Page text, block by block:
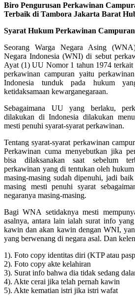
Biro Pengurusan Perkawinan
Terbaik di Tambora Jakarta Barat
Syarat Hukum Perkawinan Campuran
Seorang Warga Negara Asing
Negara Indonesia (WNI) di sebut
Ayat (1) UU Nomor 1 tahun 1974 terkait
perkawinan campuran yaitu
Indonesia tunduk pada hukum
ketidaksamaan kewarganegaraan.
Sebagaimana UU yang berlaku,
dilakukan di Indonesia dilakukan
mesti penuhi syarat-syarat perkawinan.
Tentang syarat-syarat perkawinan
Perkawinan cuma menyebutkan jika
bisa dilaksanakan saat sebelum
perkawinan yang di tentukan oleh
masing-masing sudah dipenuhi, jadi
masing mesti penuhi syarat
negaranya masing-masing.
Bagi WNA setidaknya mesti
asalnya, antara lain ialah surat info
kawin dan akan kawin dengan WNI,
yang berwenang di negara asal. Dan
1). Foto copy identitas diri (KTP atau
2). Foto copy akte kelahiran
3). Surat info bahwa dia tidak sedang
4). Akte cerai jika telah pernah kawin
5). Akte kematian istri jika istri wafat